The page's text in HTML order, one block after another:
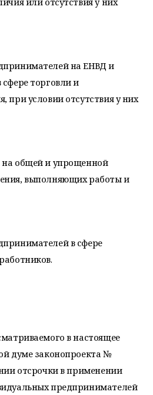
на ЕНВД и
торговли и
при условии отсутствия у них
общей и упрощенной
выполняющих работы и
в сфере
в настоящее
думе законопроекта №
отсрочки в применении
предпринимателей